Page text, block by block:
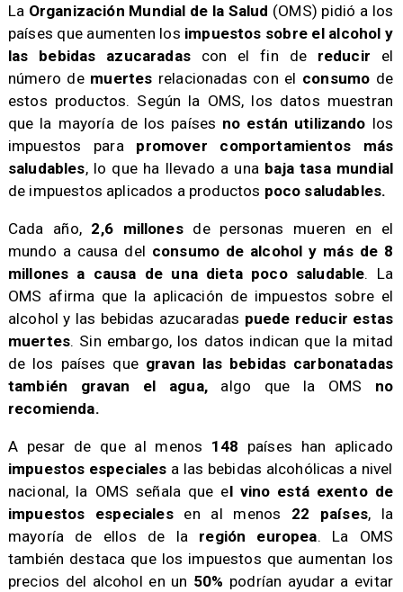
La Organización Mundial de la Salud (OMS) pidió a los
países que aumenten los impuestos sobre el alcohol y
las bebidas azucaradascon el fin dereducir el
número de muertes relacionadas con el consumo de
estos productos. Según la OMS, los datos muestran
que la mayoría de los países no están utilizando los
impuestos para promover comportamientos más
saludables, lo que ha llevado a una baja tasa mundial
de impuestos aplicados a productos poco saludables.
Cada año, 2,6 millones de personas mueren en el
mundo a causa del consumo de alcohol y más de 8
millones a causa de una dieta poco saludable. La
OMS afirma que la aplicación de impuestos sobre el
alcohol y las bebidas azucaradas puede reducir estas
muertes. Sin embargo, los datos indican que la mitad
de los países quegravan las bebidas carbonatadas
también gravan el agua,algo que la OMS no
recomienda.
A pesar de que al menos 148 países han aplicado
impuestos especiales a las bebidas alcohólicas a nivel
nacional, la OMS señala que el vino está exento de
impuestos especiales en al menos 22 países, la
mayoría de ellos de la región europea. La OMS
también destaca que los impuestos que aumentan los
precios del alcohol en un 50% podrían ayudar a evitar